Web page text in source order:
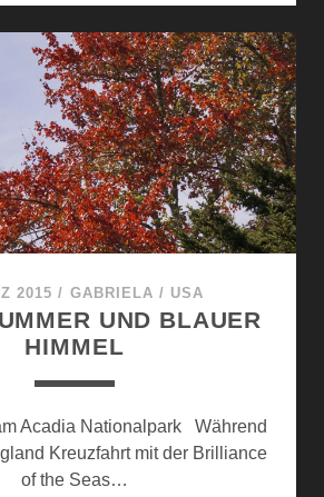
VORFAHREN
2015 / GABRIELA / USA
UND BLAUER
HIMMEL
Acadia Nationalpark Während
Kreuzfahrt mit der Brilliance
of the Seas…